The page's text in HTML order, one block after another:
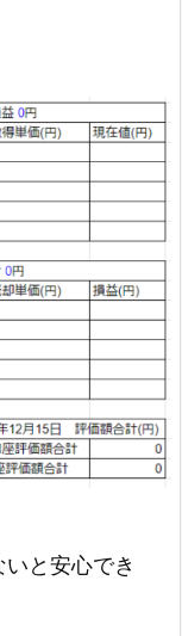
と安心でき